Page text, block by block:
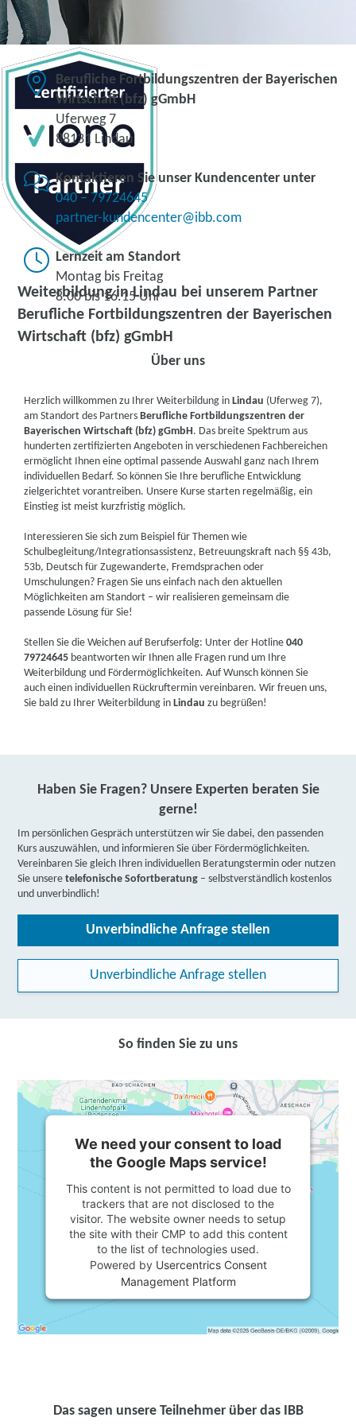
Weiterbildung in Lindau bei unserem Partner
Berufliche Fortbildungszentren der Bayerischen
Wirtschaft (bfz) gGmbH
Berufliche Fortbildungszentren der Bayerischen
Wirtschaft (bfz) gGmbH
Uferweg 7
88131 Lindau
Kontaktieren Sie unser Kundencenter unter
040 – 79724645
partner-kundencenter@ibb.com
Lernzeit am Standort
Montag bis Freitag
8.00 bis 16.15 Uhr
Über uns
Herzlich willkommen zu Ihrer Weiterbildung inLindau (Uferweg 7),
am Standort des PartnersBerufliche Fortbildungszentren der
Bayerischen Wirtschaft (bfz) gGmbH. Das breite Spektrum aus
hunderten zertifizierten Angeboten in verschiedenen Fachbereichen
ermöglicht Ihnen eine optimal passende Auswahl ganz nach Ihrem
individuellen Bedarf. So können Sie Ihre berufliche Entwicklung
zielgerichtet vorantreiben. Unsere Kurse starten regelmäßig, ein
Einstieg ist meist kurzfristig möglich.
Interessieren Sie sich zum Beispiel für Themen wie
Schulbegleitung/Integrationsassistenz, Betreuungskraft nach §§ 43b,
53b, Deutsch für Zugewanderte, Fremdsprachen oder
Umschulungen? Fragen Sie uns einfach nach den aktuellen
Möglichkeiten am Standort – wir realisieren gemeinsam die
passende Lösung für Sie!
Stellen Sie die Weichen auf Berufserfolg: Unter der Hotline040
79724645 beantworten wir Ihnen alle Fragen rund um Ihre
Weiterbildung und Fördermöglichkeiten. Auf Wunsch können Sie
auch einen individuellen Rückruftermin vereinbaren. Wir freuen uns,
Sie bald zu Ihrer Weiterbildung inLindau zu begrüßen!
Haben Sie Fragen? Unsere Experten beraten Sie
gerne!
Im persönlichen Gespräch unterstützen wir Sie dabei, den passenden
Kurs auszuwählen, und informieren Sie über Fördermöglichkeiten.
Vereinbaren Sie gleich Ihren individuellen Beratungstermin oder nutzen
Sie unseretelefonische Sofortberatung – selbstverständlich kostenlos
und unverbindlich!
Unverbindliche Anfrage stellen
Unverbindliche Anfrage stellen
So finden Sie zu uns
We need your consent to load
the Google Maps service!
This content is not permitted to load due to
trackers that are not disclosed to the
visitor. The website owner needs to setup
the site with their CMP to add this content
to the list of technologies used.
Powered by Usercentrics Consent
Management Platform
Das sagen unsere Teilnehmer über das IBB